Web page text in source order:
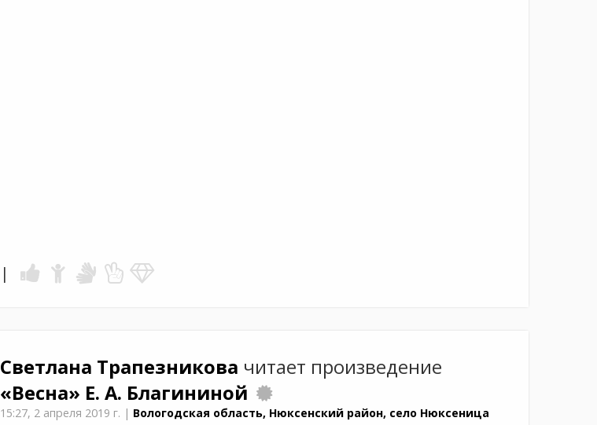
Светлана Трапезникова читает произведение
«Весна» Е. А. Благининой
15:27, 2 апреля 2019 г. | Вологодская область, Нюксенский район, село Нюксеница